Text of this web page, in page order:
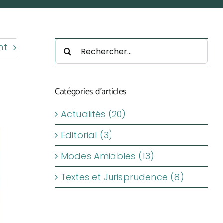
Rechercher:
Catégories d’articles
Actualités (20)
Editorial (3)
Modes Amiables (13)
Textes et Jurisprudence (8)